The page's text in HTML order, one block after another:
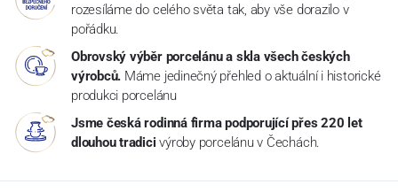
rozesíláme do celého světa tak, aby vše dorazilo v
pořádku.
Obrovský výběr porcelánu a skla všech českých
výrobců. Máme jedinečný přehled o aktuální i historické
produkci porcelánu
Jsme česká rodinná firma podporující přes 220 let
dlouhou tradici výroby porcelánu v Čechách.